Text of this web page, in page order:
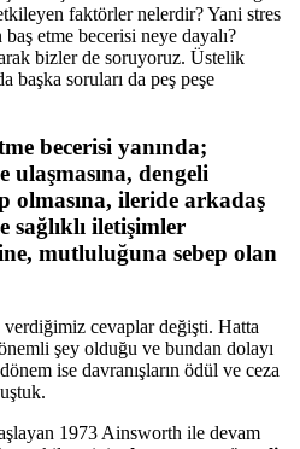
faktörler nelerdir? Yani stres
etme becerisi neye dayalı?
bizler de soruyoruz. Üstelik
başka soruları da peş peşe
becerisi yanında;
ulaşmasına, dengeli
olmasına, ileride arkadaş
iletişimler
mutluluğuna sebep olan
cevaplar değişti. Hatta
şey olduğu ve bundan dolayı
ise davranışların ödül ve ceza
1973 Ainsworth ile devam